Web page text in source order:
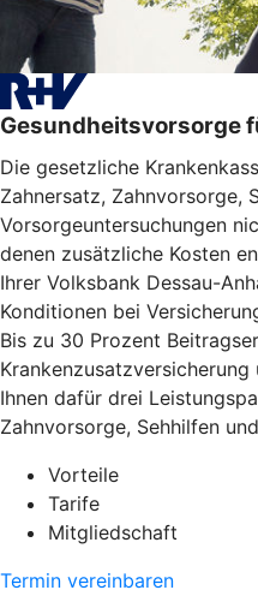
Gesundheitsvorsorge
Die gesetzliche
Zahnersatz, Zahnvorsorge,
Vorsorgeuntersuchungen
denen zusätzliche Kosten
Ihrer Volksbank Dessau-
Konditionen bei
Bis zu 30 Prozent
Ihnen dafür drei
Zahnvorsorge, Sehhilfen
Vorteile
Tarife
Mitgliedschaft
Termin vereinbaren